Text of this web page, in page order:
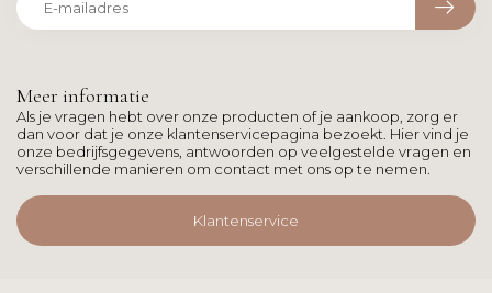
Meer informatie
Als je vragen hebt over onze producten of je aankoop, zorg er
dan voor dat je onze klantenservicepagina bezoekt. Hier vind je
onze bedrijfsgegevens, antwoorden op veelgestelde vragen en
verschillende manieren om contact met ons op te nemen.
Klantenservice